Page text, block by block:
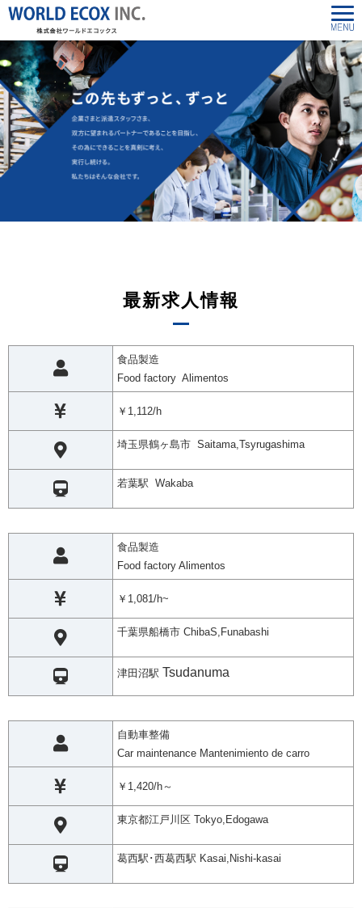
最新求人情報
食品製造
Food factory Alimentos
￥1,112/h
埼玉県鶴ヶ島市 Saitama,Tsyrugashima
若葉駅 Wakaba
食品製造
Food factory Alimentos
￥1,081/h~
千葉県船橋市 ChibaS,Funabashi
津田沼駅 Tsudanuma
自動車整備
Car maintenance Mantenimiento de carro
￥1,420/h～
東京都江戸川区 Tokyo,Edogawa
葛西駅･西葛西駅 Kasai,Nishi-kasai